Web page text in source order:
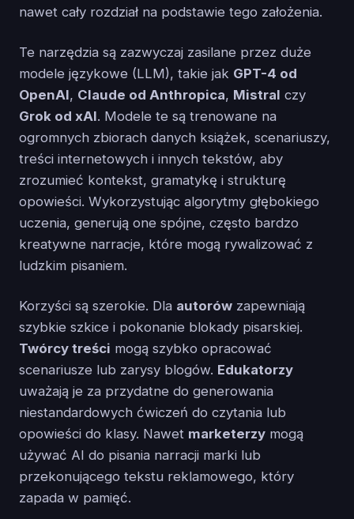
nawet cały rozdział na podstawie tego założenia.
Te narzędzia są zazwyczaj zasilane przez duże
modele językowe (LLM), takie jak GPT-4 od
OpenAI, Claude od Anthropica, Mistral czy
Grok od xAI. Modele te są trenowane na
ogromnych zbiorach danych książek, scenariuszy,
treści internetowych i innych tekstów, aby
zrozumieć kontekst, gramatykę i strukturę
opowieści. Wykorzystując algorytmy głębokiego
uczenia, generują one spójne, często bardzo
kreatywne narracje, które mogą rywalizować z
ludzkim pisaniem.
Korzyści są szerokie. Dla autorów zapewniają
szybkie szkice i pokonanie blokady pisarskiej.
Twórcy treści mogą szybko opracować
scenariusze lub zarysy blogów. Edukatorzy
uważają je za przydatne do generowania
niestandardowych ćwiczeń do czytania lub
opowieści do klasy. Nawet marketerzy mogą
używać AI do pisania narracji marki lub
przekonującego tekstu reklamowego, który
zapada w pamięć.